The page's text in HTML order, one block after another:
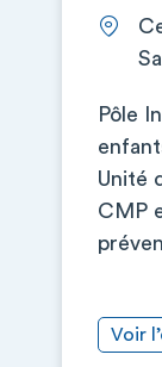
Pôle
Unité
CMP
Voir